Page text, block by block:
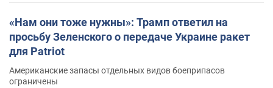
«Нам они тоже нужны»: Трамп ответил на
просьбу Зеленского о передаче Украине ракет
для Patriot
Американские запасы отдельных видов боеприпасов
ограничены